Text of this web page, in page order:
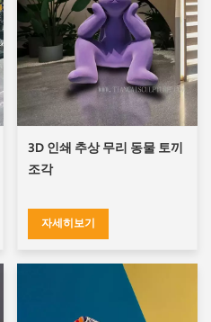
3D 인쇄 추상 무리 동물 토끼
조각
자세히보기